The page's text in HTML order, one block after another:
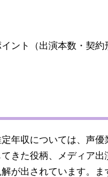
イント（出演本数・契約
年収については、声優
きた役柄、メディア出
が出されています。ま